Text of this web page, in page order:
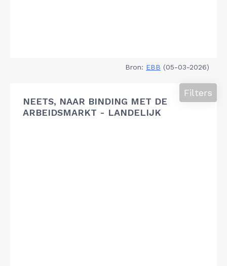
Bron: EBB (05-03-2026)
NEETS, NAAR BINDING MET DE
ARBEIDSMARKT - LANDELIJK
Filters